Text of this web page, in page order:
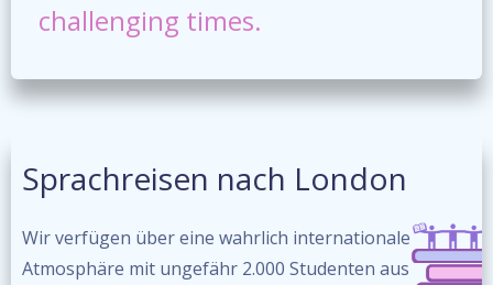
challenging times.
Sprachreisen nach London
Wir verfügen über eine wahrlich internationale
Atmosphäre mit ungefähr 2.000 Studenten aus